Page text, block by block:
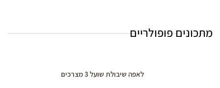
מתכונים פופולריים
לאפה שיבולת שועל 3 מצרכים